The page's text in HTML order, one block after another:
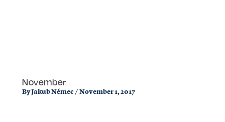
November
ByJakub Němec / November 1, 2017